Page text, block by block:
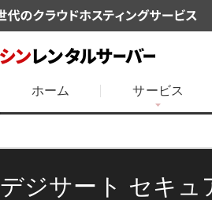
ホーム サービス
デジサート セキュ